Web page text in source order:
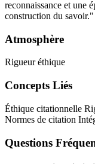
reconnaissance et une
construction du savoir."
Atmosphère
Rigueur éthique
Concepts Liés
Éthique citationnelle
Normes de citation
Questions